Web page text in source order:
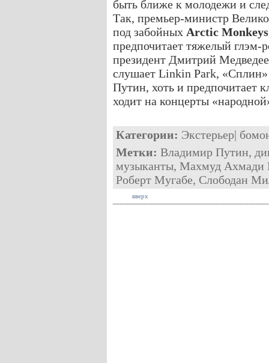
быть ближе к молодежи и
Так, премьер-министр
под забойных Arctic Monkeys
предпочитает тяжелый глэм-
президент Дмитрий
слушает Linkin Park,
Путин, хоть и предпочитает
ходит на концерты
Категории: Экстерьер|
Метки: Владимир Путин,
музыканты, Махмуд Ахмади
Роберт Мугабе, Слободан
вверх